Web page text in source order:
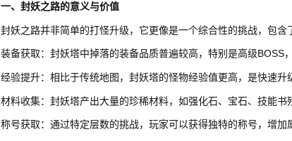
一、封妖之路的意义与价值
封妖之路并非简单的打怪升级，它更像是一个综合性的挑战，包含
装备获取：封妖塔中掉落的装备品质普遍较高，特别是高级BOSS
经验提升：相比于传统地图，封妖塔的怪物经验值更高，是快速升
材料收集：封妖塔产出大量的珍稀材料，如强化石、宝石、技能书
称号获取：通过特定层数的挑战，玩家可以获得独特的称号，增加